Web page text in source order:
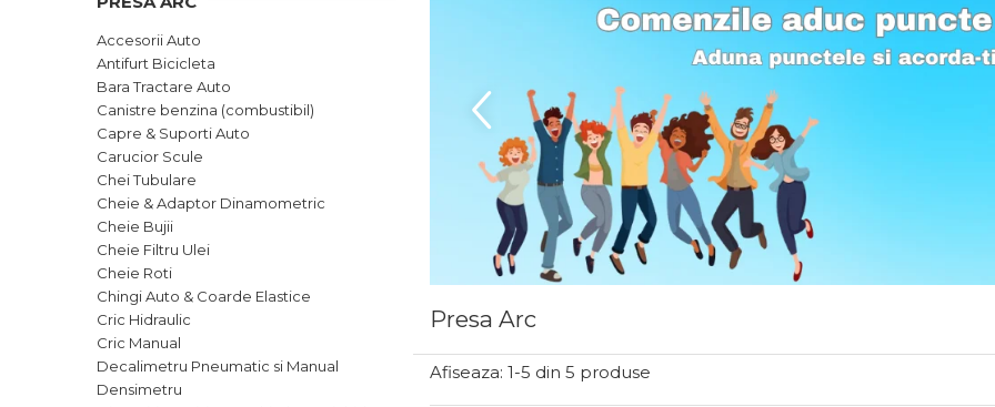
Pasta de Lipit Universala
Banda Izolatoare
Banda Teflon
Articole Pentru Casa
Articole Pentru Gradina
Accesorii Bucatarie
Termostat
Presa Arc
Accesorii Auto
Antifurt Bicicleta
Bara Tractare Auto
Canistre benzina (combustibil)
Capre & Suporti Auto
Carucior Scule
Chei Tubulare
Cheie & Adaptor Dinamometric
Cheie Bujii
Cheie Filtru Ulei
Cheie Roti
Chingi Auto & Coarde Elastice
Cric Hidraulic
Cric Manual
Decalimetru Pneumatic si Manual
Densimetru
Afiseaza: 1-5 din 5 produse